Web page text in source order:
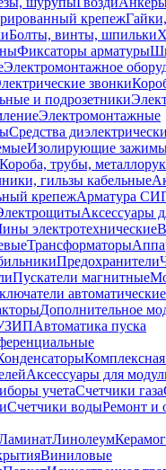
крепежГайки,
Болты, винты, шпильки
Фиксаторы арматуры
Электромонтажное
звонки
и подрозетники
Электромонтажные
Средства
Изолирующие
Короба, трубы,
гильзы кабельные
крепежАрматура
Аксессуары
электротехнические
Трансформаторы
Предохранители
Пускатели магнитные
автоматические
Дополнительное
Автоматика пуска
Аксессуары для
учетаСчетчики газа
Счетчики водыРемонт и
Линолеум
Виниловые